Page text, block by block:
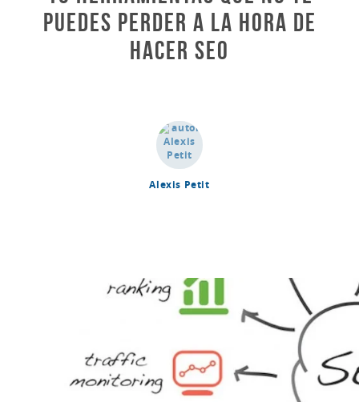
puedes perder a la hora de
hacer SEO
Alexis Petit